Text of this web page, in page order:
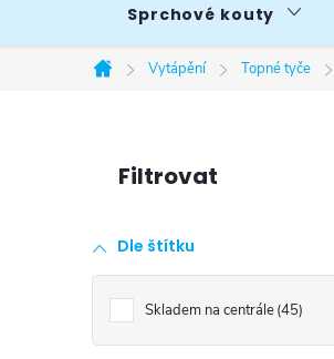
Sprchové kouty
Domů
Vytápění Topné tyče
s
t
Dle štítku
Skladem na centrále 45